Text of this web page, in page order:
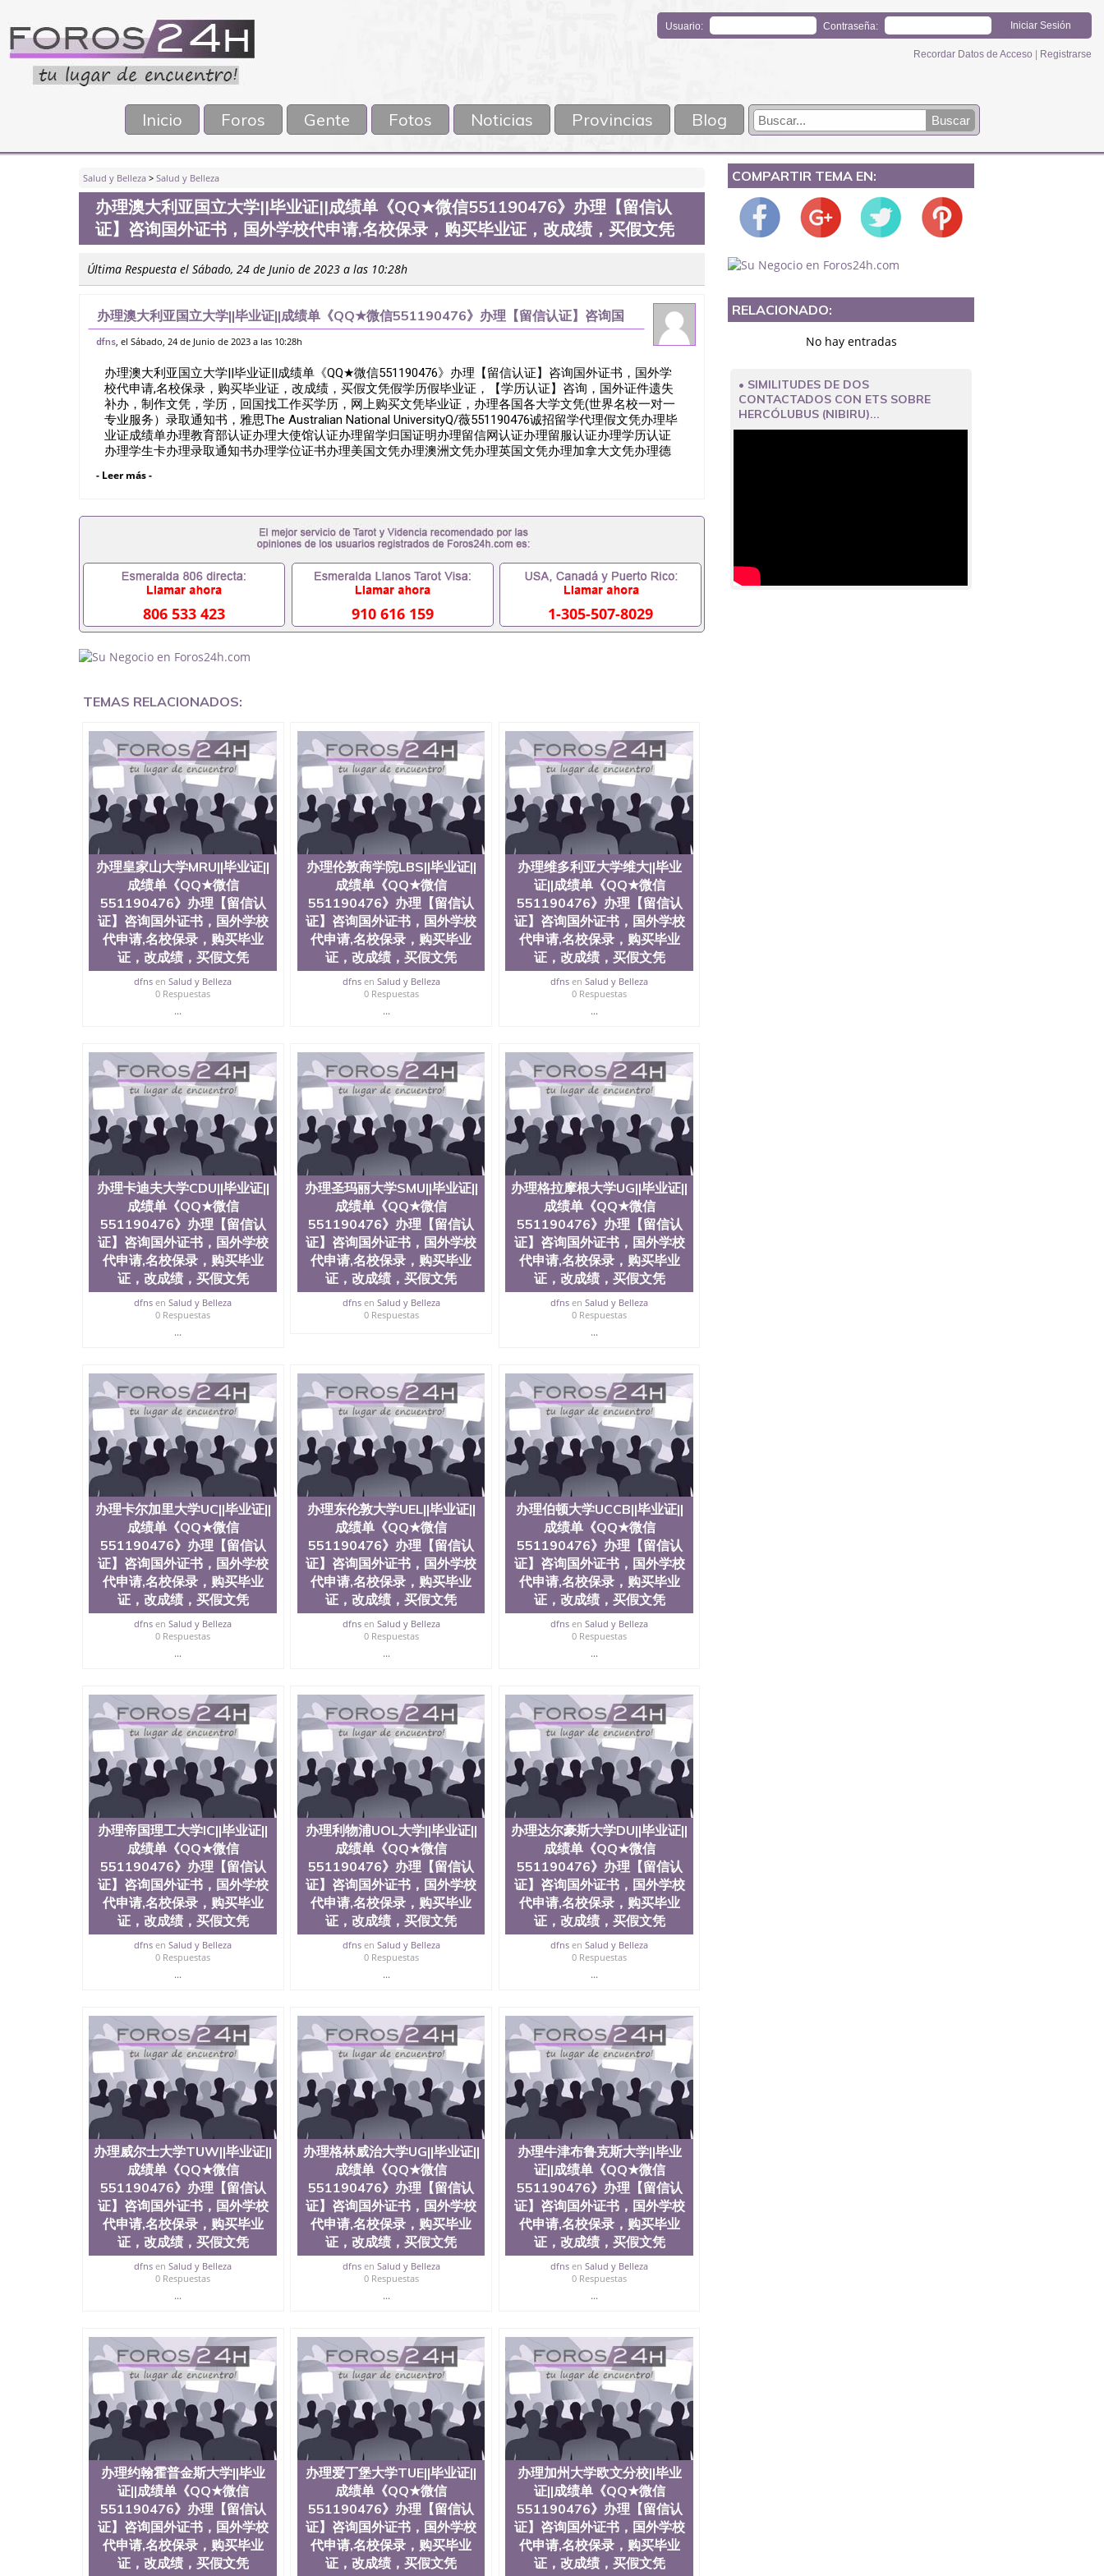
Usuario: Contraseña:
Recordar Datos de Acceso Registrarse
Inicio Foros Gente Fotos Noticias Provincias Blog
Salud y Belleza > Salud y Belleza
办理澳大利亚国立大学||毕业证||成绩单《QQ★微信551190476》办理【留信认
证】咨询国外证书，国外学校代申请,名校保录，购买毕业证，改成绩，买假文凭
Última Respuesta el Sábado, 24 de Junio de 2023 a las 10:28h
办理澳大利亚国立大学||毕业证||成绩单《QQ★微信551190476》办理【留信认证】咨询国
外证书，国外学校代申请,名校保录，购买毕业证，改成绩，买假文凭
dfns, el Sábado, 24 de Junio de 2023 a las 10:28h
办理澳大利亚国立大学||毕业证||成绩单《QQ★微信551190476》办理【留信认证】咨询国外证书，国外学
校代申请,名校保录，购买毕业证，改成绩，买假文凭假学历假毕业证，【学历认证】咨询，国外证件遗失
补办，制作文凭，学历，回国找工作买学历，网上购买文凭毕业证，办理各国各大学文凭(世界名校一对一
专业服务）录取通知书，雅思The Australian National UniversityQ/薇551190476诚招留学代理假文凭办理毕
业证成绩单办理教育部认证办理大使馆认证办理留学归国证明办理留信网认证办理留服认证办理学历认证
办理学生卡办理录取通知书办理学位证书办理美国文凭办理澳洲文凭办理英国文凭办理加拿大文凭办理德
套留学回国必备证明材料，给父母及亲朋好友一份完美交代）； 2、雅思、托福，OFFER，在读证明，学生
理，毕业证成绩单，学校，专业，学位，毕业时间都可以根据客户要求安排。 国内找工作假的毕业证可以
用吗551190476假的毕业证成绩单可以办学历认证吗551190476要定居国外需要办理什么材料551190476入
职事业单位/国企假的毕业证会查吗551190476入职国企/事业单位需要些什么材料551190476办理假毕业证
在国内能用吗, 挂科拿不到毕业证怎么办, 毕业证丢了怎么办, 没有正常毕业怎么办理毕业证,没毕业可以办学
历认证吗,您是否因为中途辍学、挂科而没有正常毕业551190476您是否因为递交材料不齐而被拒之门外
551190476您是否因没正常毕业而导致回国得不到教育部认证在校挂科了不想读了,成绩不理想毕不了业怎
么办551190476找工作没有文凭怎么办,怎么办理本科/研究生文凭551190476如何办理本科/硕士毕业证
551190476网上买文凭可靠吗551190476哪里可以买国外文凭551190476国外本科毕业证怎么办理
551190476哪里可以办理澳洲毕业证551190476留学生在哪里可以买假毕业证551190476哪里可以办理加拿
何拿到国外毕业证QQ微信551190476办假大学毕业证QQ微信551190476国外毕业证去哪认证QQ微信
微信551190476快速拿到国外文凭QQ微信551190476国外留学文凭认证QQ微信551190476国外文凭回国认
证QQ微信551190476泰国文凭办理QQ微信551190476法国留学回国证明QQ微信551190476 国外烫金照片
QQ微信551190476外国文凭在中国有用吗QQ微信551190476德国留学回国证明QQ微信551190476爱尔兰留
学回国证明QQ微信551190476国外硕士文凭办理QQ微信551190476 网上买文凭可靠吗QQ微信551190476买
国外文凭质量QQ微信551190476国外本科毕业证怎么办理QQ微信551190476国外大学文凭真制作QQ微信
551190476办国外文凭可找工作QQ微信551190476国外大学有毕业证QQ微信551190476办理国外毕业证价
格QQ微信551190476国外编号查询QQ微信551190476办理国外文凭要交定金吗QQ微信551190476办国外可
查文凭QQ微信551190476网上购买真文凭可信吗QQ微信551190476学士学位证书查询机构QQ微信
551190476 国外资格证书办理QQ微信551190476如何办理学历认证QQ微信551190476海外文凭认证办理QQ
微信551190476 圣何塞州立大学（San Jose State University, 又译为“圣荷西州立大学”）成立于1857年，简
称SJSU，是加州历史悠久的大学之一，也是美西地区的公立大学之一。位于圣何塞市San Jose中心，占地
154公顷。它是一所位于加利福尼亚州的著名综合性公立大学，它以极高的就业率，全美名列前茅的毕业薪
资，浓厚的多元化学术氛围，杰出的本科教育质量，被《福克斯》杂志评选为全美50强公立综合性大学，
每年有来自世界各地的成百上千的海外学生前往求学。 至今，这是一所在世界上享有学术地位、声誉、实
习机会和影响力的高等教育机构，并获誉为美国本科教育质量的核心代表。其计算机系与会计系更是在当
今美国大学教学排名中表现优异。其毕业生大多可以在其所处地域的世界硅谷中心得到工作机会。许多硅
谷公司甚至在学生大三和大四的学期提供许多相应科系的实习机会。无论是加州大学系统(UC)，还是加州
州立大学系统(CSU), 圣何塞州立大学都占据着加州所有大学中的地理位置。 圣何塞州立大学座落于硅谷
(Silicon Valley), 于附近的旧金山-圣何塞地区为全美的重要科技中心。约有学生三万人，超过134种学士学
不同国家的专业人士前来研究与学习。 二、办理流程： 1、收集客户办理信息； 2、客户付定金下单； 3、
公司确认到账转制作点做电子图； 4、电子图做好发给客户确认； 5、电子图确认好转成品部做成品； 6、
成品做好拍照或者视频确认再付余款； 7、快递给客户（国内顺丰，国外DHL）。 三、真实网上可查的证
明材料 1、教育部学历学位认证，留服真实存档可查，存档。 2、留学回国人员证明（使馆认证），使馆网
站真实存档可查。 3、留信网真实可查认证办理，存档可查，终身受用。 四、办理流程农业科学院、艺术
与建筑学院、商学院、交流学院、地球及物质科学院、教育学院、工程学院、健康与人类发展学院、信息
工程与科学学院、人文学院、护理学院、科学学院等。学校的教育学院排名在全美前十名，工学院排名在
前十五名，且继续攀升中。纽约大学为学生们提供本科、硕士及博士学位。学校的专业课程包括：会计
学、MBA、财务、教育、建筑工程、经济、医学、护理、文学、音乐、生物学、统计学、美术、电子工
程、天文学、农业、环境污染控制、历史、电气工程、生物工程、建筑设计、工商管理、材料科学、机械
工程、航天工程、土木工程、数学、化学、英语、社会科学、心理学、戏剧、市场营销、机械工程、计算
机科学、物理学、人工智能、商科、金融专业 1、客户提供相关材料，确定客户办理信息，给出操作方
案； 2、补充毕业证成绩单等相关材料； 3、留服注册申请账号，付定金； 4、预约递交时间，公司人员陪
同客户本人一起去留服递交材料； 5、等待结果，完成结果书留服直接邮寄给客户 6、客户确认收到结果，
付余款。 我们对海外大学及学院的毕业证成绩单所使用的材料，尺寸大小，防伪结构（包括：水印，阴影
底纹，钢印LOGO烫金烫银，LOGO烫金烫银复合重叠。 文字图案浮雕，激光镭射，紫外荧光，温感，复印
防伪）都有原版本文凭对照。质量得到了广大海外客户群体的认可，同时和海外学校留学中介， 同时能做
到与时俱进，及时掌握各大院校的（毕业证，成绩单，资格证，学生卡，结业证，录取通知书，在读证明
等相关材料）的版本更新信息， 能够在时间掌握的海外学历文凭的样版，尺寸大小，纸张材质，防伪技术
较高性价比，通过品质和效率不断优化，为您倾情诠释什么是高性价比。 咨询顾问：Sam q/微
信:551190476 Q/微信:551190476办理毕业证成绩单、教育部认证,录取通知书，雅思，留学回国证明.
公司专业制作、办理、仿制、成绩单文凭、改成绩、教育部学历学位认证、毕业证、成绩单、文凭、学历
文凭、假文凭假毕业证假学历书制作、假制作、办理、仿制学位证书、毕业证文凭、文凭毕业证、毕业证
认证、留服认证、使馆认证、使馆证明、使馆留学回国人员证明、留学生认证、学历认证、文凭认证学位
认证、留学生学历认证、留学生学位认证、英国文凭学历、美国文凭学历、澳洲文凭学历、加拿大文凭学
历、新西兰学历认证等q:551190476 微信：551190476 圣何塞州立大学毕业证（San Jose State
University）圣何塞州立大学毕业证（San Jose State University）圣何塞州立大学毕业证（San Jose State
University）圣何塞州立大学成绩单（San Jose State University）圣何塞州立大学成绩单（ San Jose State
University）圣何塞州立大学成绩单（San Jose State University）成绩单圣何塞州立大学文凭（San Jose
State University）圣何塞州立大学（San Jose State University）圣何塞州立大学（San Jose State
University）圣何塞州立大学（ San Jose State University）圣何塞州立大学（San Jose State University）
圣何塞州立大学文凭（San Jose State University）圣何塞州立大学文凭（San Jose State University）文凭
圣何塞州立大学文凭（San Jose State University）圣何塞州立大学学历（ San Jose State University）圣何
塞州立大学学历（San Jose State University）圣何塞州立大学学历（San Jose State University）圣 塞州立
大学学历（San Jose State University）圣何塞州立大学（San Jose State University）圣何塞州立大学
（San Jose State University）圣何塞州立大学（San Jose State University）圣何塞州立大学（San Jose
何塞州立大学（San Jose State University）圣何塞州立大学学位证（San Jose State University）圣何塞州
立大学学位证（San Jose State University）圣何塞州立大学结业证（San Jose State University）圣何塞州
立大学结业证（San Jose State University）圣何塞州立大学结业证（San Jose State University）圣何塞州
立大学学位证（San Jose State University）圣何塞州立大学学位证（San Jose State University）圣何塞州
立大学学历证书（San Jose State University）圣何塞州立大学学历证书（San Jose State University）圣何
塞州立大学学历证书（San Jose State University）澳洲读书未毕业找人做文凭学位qq微信551190476澳洲
读CQU中央昆士兰大学学历 绩单购买学位证书/澳洲读本科硕士做文凭/购买澳洲大学毕业证成绩单假文凭
学历offieUniversityofSouthernQueensland 澳洲读书未毕业找人做文凭学位qq微信551190476澳洲读CQU中
央昆士兰大学学历成绩单购买学位证书/澳洲读本科硕士做文凭/购买澳洲大学毕业证成绩单假文凭学历办
理澳大利亚国立大学||毕业证||成绩单《QQ★微信551190476》办理【留信认证】咨询国外证书，国外学校
代申请,名校保录，购买毕业证，改成绩，买假文凭假学历假毕业证，【学历认证】咨询，国外证件遗失补
办，制作文凭，学历，回国找工作买学历，网上购买文凭毕业证，办理各国各大学文凭(世界名校一对一专
业服务）录取通知书，雅思The Australian National University
- Leer más -
806 533 423 910 616 159 1-305-507-8029
TEMAS RELACIONADOS:
办理皇家山大学MRU||毕业证||
成绩单《QQ★微信
551190476》办理【留信认
证】咨询国外证书，国外学校
代申请,名校保录，购买毕业
证，改成绩，买假文凭
dfns enSalud y Belleza
0 Respuestas
...
办理伦敦商学院LBS||毕业证||
成绩单《QQ★微信
551190476》办理【留信认
证】咨询国外证书，国外学校
代申请,名校保录，购买毕业
证，改成绩，买假文凭
dfnsen Salud y Belleza
0 Respuestas
...
办理维多利亚大学维大||毕业
证||成绩单《QQ★微信
551190476》办理【留信认
证】咨询国外证书，国外学校
代申请,名校保录，购买毕业
证，改成绩，买假文凭
dfns enSalud y Belleza
0 Respuestas
...
办理卡迪夫大学CDU||毕业证||
成绩单《QQ★微信
551190476》办理【留信认
证】咨询国外证书，国外学校
代申请,名校保录，购买毕业
证，改成绩，买假文凭
dfns enSalud y Belleza
0 Respuestas
...
办理圣玛丽大学SMU||毕业证||
成绩单《QQ★微信
551190476》办理【留信认
证】咨询国外证书，国外学校
代申请,名校保录，购买毕业
证，改成绩，买假文凭
dfnsen Salud y Belleza
0 Respuestas
办理格拉摩根大学UG||毕业证||
成绩单《QQ★微信
551190476》办理【留信认
证】咨询国外证书，国外学校
代申请,名校保录，购买毕业
证，改成绩，买假文凭
dfns enSalud y Belleza
0 Respuestas
...
办理卡尔加里大学UC||毕业证||
成绩单《QQ★微信
551190476》办理【留信认
证】咨询国外证书，国外学校
代申请,名校保录，购买毕业
证，改成绩，买假文凭
dfns enSalud y Belleza
0 Respuestas
...
办理东伦敦大学UEL||毕业证||
成绩单《QQ★微信
551190476》办理【留信认
证】咨询国外证书，国外学校
代申请,名校保录，购买毕业
证，改成绩，买假文凭
dfnsen Salud y Belleza
0 Respuestas
...
办理伯顿大学UCCB||毕业证||
成绩单《QQ★微信
551190476》办理【留信认
证】咨询国外证书，国外学校
代申请,名校保录，购买毕业
证，改成绩，买假文凭
dfns enSalud y Belleza
0 Respuestas
...
办理帝国理工大学IC||毕业证||
成绩单《QQ★微信
551190476》办理【留信认
证】咨询国外证书，国外学校
代申请,名校保录，购买毕业
证，改成绩，买假文凭
dfns enSalud y Belleza
0 Respuestas
...
办理利物浦UOL大学||毕业证||
成绩单《QQ★微信
551190476》办理【留信认
证】咨询国外证书，国外学校
代申请,名校保录，购买毕业
证，改成绩，买假文凭
dfnsen Salud y Belleza
0 Respuestas
...
办理达尔豪斯大学DU||毕业证||
成绩单《QQ★微信
551190476》办理【留信认
证】咨询国外证书，国外学校
代申请,名校保录，购买毕业
证，改成绩，买假文凭
dfns enSalud y Belleza
0 Respuestas
...
办理威尔士大学TUW||毕业证||
成绩单《QQ★微信
551190476》办理【留信认
证】咨询国外证书，国外学校
代申请,名校保录，购买毕业
证，改成绩，买假文凭
dfns enSalud y Belleza
0 Respuestas
...
办理格林威治大学UG||毕业证||
成绩单《QQ★微信
551190476》办理【留信认
证】咨询国外证书，国外学校
代申请,名校保录，购买毕业
证，改成绩，买假文凭
dfnsen Salud y Belleza
0 Respuestas
...
办理牛津布鲁克斯大学||毕业
证||成绩单《QQ★微信
551190476》办理【留信认
证】咨询国外证书，国外学校
代申请,名校保录，购买毕业
证，改成绩，买假文凭
dfns enSalud y Belleza
0 Respuestas
...
办理约翰霍普金斯大学||毕业
证||成绩单《QQ★微信
551190476》办理【留信认
证】咨询国外证书，国外学校
代申请,名校保录，购买毕业
证，改成绩，买假文凭
办理爱丁堡大学TUE||毕业证||
成绩单《QQ★微信
551190476》办理【留信认
证】咨询国外证书，国外学校
代申请,名校保录，购买毕业
证，改成绩，买假文凭
办理加州大学欧文分校||毕业
证||成绩单《QQ★微信
551190476》办理【留信认
证】咨询国外证书，国外学校
代申请,名校保录，购买毕业
证，改成绩，买假文凭
COMPARTIR TEMA EN:
RELACIONADO:
No hay entradas
• SIMILITUDES DE DOS
CONTACTADOS CON ETS SOBRE
HERCÓLUBUS (NIBIRU)...